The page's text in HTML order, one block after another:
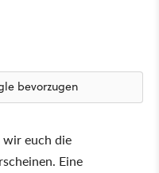
bevorzugen
wir euch die
Eine